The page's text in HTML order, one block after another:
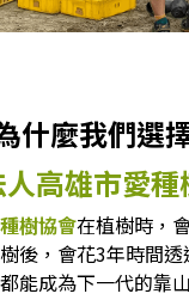
什麼我們選
高雄市愛種
樹協會在植樹時，
後，會花3年時間
能成為下一代的靠